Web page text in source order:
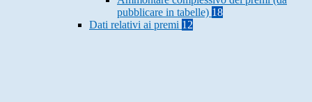
pubblicare in tabelle) 18
Dati relativi ai premi 12